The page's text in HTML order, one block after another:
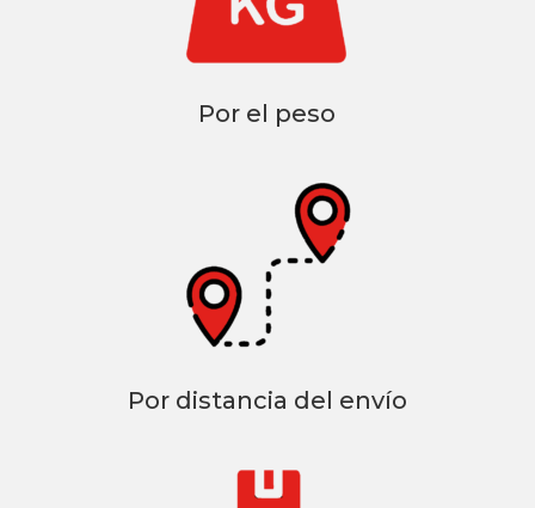
Por el peso
Por distancia del envío